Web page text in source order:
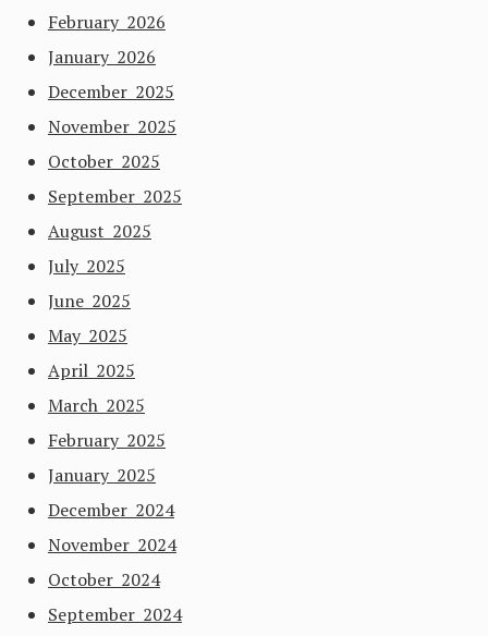
February 2026
January 2026
December 2025
November 2025
October 2025
September 2025
August 2025
July 2025
June 2025
May 2025
April 2025
March 2025
February 2025
January 2025
December 2024
November 2024
October 2024
September 2024